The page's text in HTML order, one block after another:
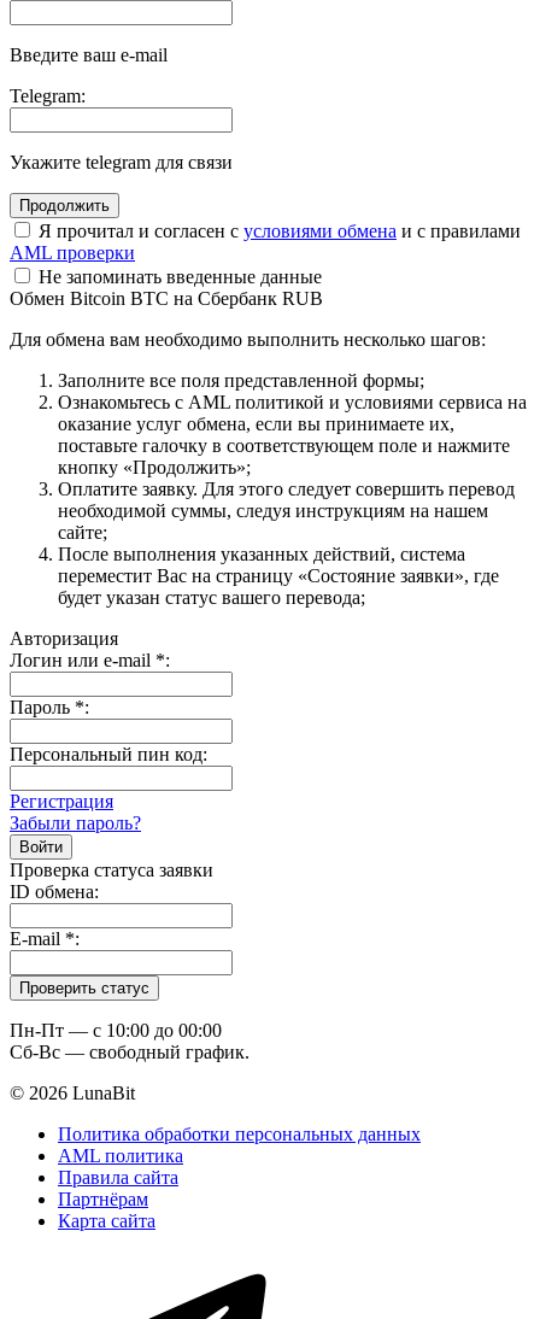
Введите ваш e-mail
Telegram:
Укажите telegram для связи
Я прочитал и согласен с условиями обмена и с правилами
AML проверки
Не запоминать введенные данные
Обмен Bitcoin BTC на Сбербанк RUB
Для обмена вам необходимо выполнить несколько шагов:
Заполните все поля представленной формы;
Ознакомьтесь с AML политикой и условиями сервиса на
оказание услуг обмена, если вы принимаете их,
поставьте галочку в соответствующем поле и нажмите
кнопку «Продолжить»;
Оплатите заявку. Для этого следует совершить перевод
необходимой суммы, следуя инструкциям на нашем
сайте;
После выполнения указанных действий, система
переместит Вас на страницу «Состояние заявки», где
будет указан статус вашего перевода;
Авторизация
Логин или e-mail *:
Пароль *:
Персональный пин код:
Регистрация
Забыли пароль?
Проверка статуса заявки
ID обмена:
E-mail *:
Пн-Пт — c 10:00 до 00:00
Сб-Вс — свободный график.
© 2026 LunaBit
Политика обработки персональных данных
AML политика
Правила сайта
Партнёрам
Карта сайта